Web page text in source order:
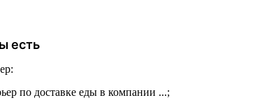
есть
по доставке еды в компании ...;